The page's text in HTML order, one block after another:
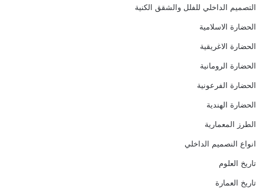
التصميم الداخلي للفلل والشقق الكنية
الحضارة الاسلامية
الحضارة الاغريقية
الحضارة الرومانية
الحضارة الفرعونية
الحضارة الهندية
الطرز المعمارية
انواع النصميم الداخلي
تاريخ العلوم
تاريخ العمارة